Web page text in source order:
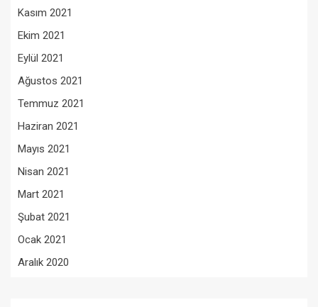
Kasım 2021
Ekim 2021
Eylül 2021
Ağustos 2021
Temmuz 2021
Haziran 2021
Mayıs 2021
Nisan 2021
Mart 2021
Şubat 2021
Ocak 2021
Aralık 2020